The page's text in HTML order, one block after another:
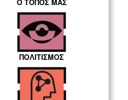
ΠΟΛΙΤΙΣΜΟΣ